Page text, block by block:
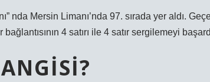
nda Mersin Limanı’nda 97. sırada yer aldı.
4 satırı ile 4 satır sergilemeyi